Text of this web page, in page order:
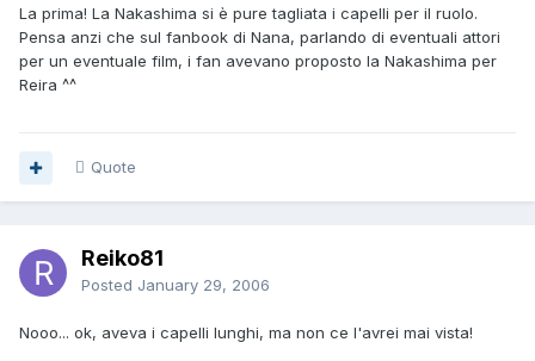
La prima! La Nakashima si è pure tagliata i capelli per il ruolo.
Pensa anzi che sul fanbook di Nana, parlando di eventuali attori
per un eventuale film, i fan avevano proposto la Nakashima per
Reira ^^
Quote
Reiko81
Posted January 29, 2006
Nooo... ok, aveva i capelli lunghi, ma non ce l'avrei mai vista!